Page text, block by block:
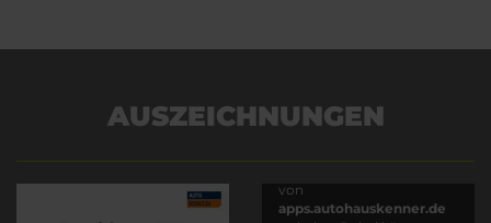
AUSZEICHNUNGEN
von
apps.autohauskenner.de